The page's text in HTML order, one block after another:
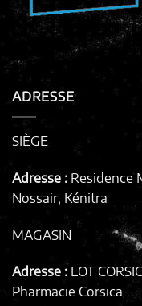
ADRESSE
SIÈGE
Adresse : Residence
Nossair, Kénitra
MAGASIN
Adresse : LOT
Pharmacie Corsica